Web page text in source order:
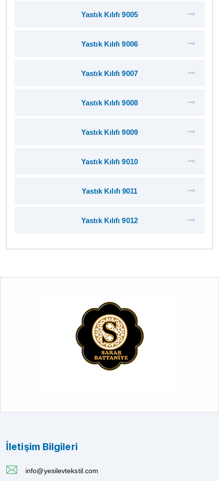
Yastık Kılıfı 9005
Yastık Kılıfı 9006
Yastık Kılıfı 9007
Yastık Kılıfı 9008
Yastık Kılıfı 9009
Yastık Kılıfı 9010
Yastık Kılıfı 9011
Yastık Kılıfı 9012
İletişim Bilgileri
info@yesilevtekstil.com